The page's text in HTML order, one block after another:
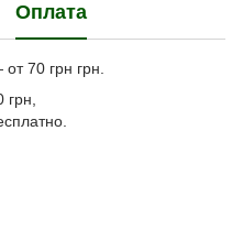
Оплата
70 грн грн.